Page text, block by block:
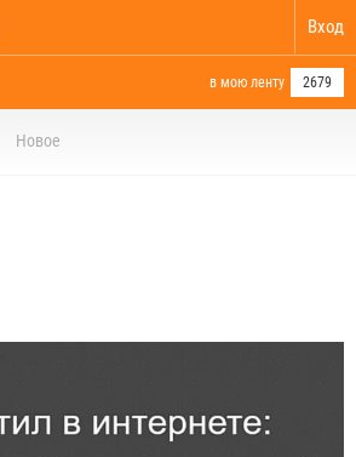
Вход
в мою ленту 2679
Новое